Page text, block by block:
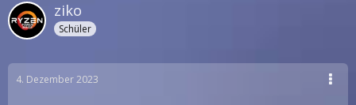
ziko
Schüler
4. Dezember 2023